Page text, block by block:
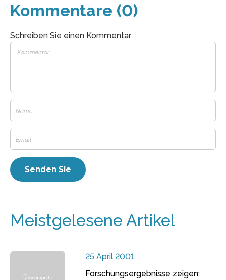
Kommentare (0)
Schreiben Sie einen Kommentar
Meistgelesene Artikel
25 April 2001
Forschungsergebnisse zeigen: